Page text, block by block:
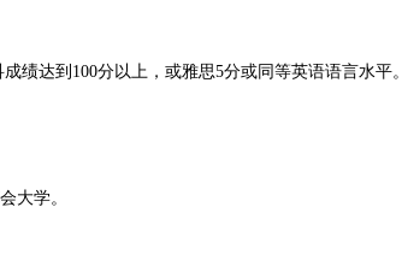
达到100分以上，或雅思5分或同等英语语言水平。
大学。